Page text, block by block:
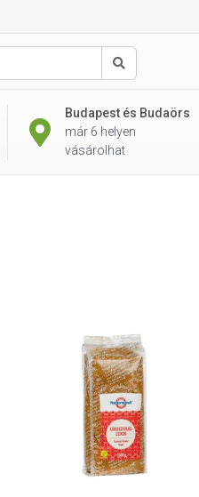
Keresés
Budapest és Budaörs
már 6 helyen
vásárolhat